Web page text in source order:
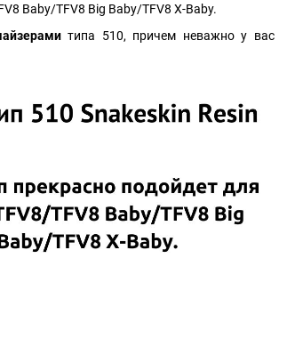
Baby/TFV8 Big Baby/TFV8 X-Baby.
типа 510, причем неважно у вас